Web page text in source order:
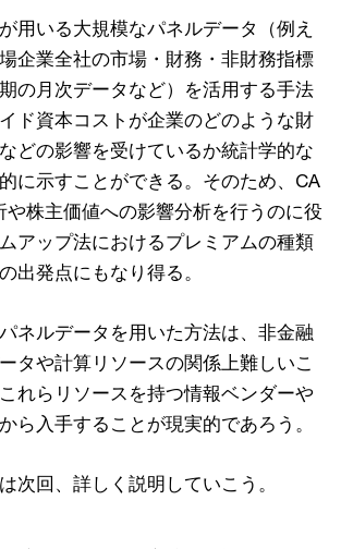
⽤いる⼤規模なパネルデータ（例え
企業全社の市場・財務・⾮財務指標
の⽉次データなど）を活⽤する⼿法
ド資本コストが企業のどのような財
どの影響を受けているか統計学的な
に⽰すことができる。そのため、CA
や株主価値への影響分析を⾏うのに役
アップ法におけるプレミアムの種類
出発点にもなり得る。
ネルデータを⽤いた⽅法は、⾮⾦融
タや計算リソースの関係上難しいこ
れらリソースを持つ情報ベンダーや
ら⼊⼿することが現実的であろう。
次回、詳しく説明していこう。